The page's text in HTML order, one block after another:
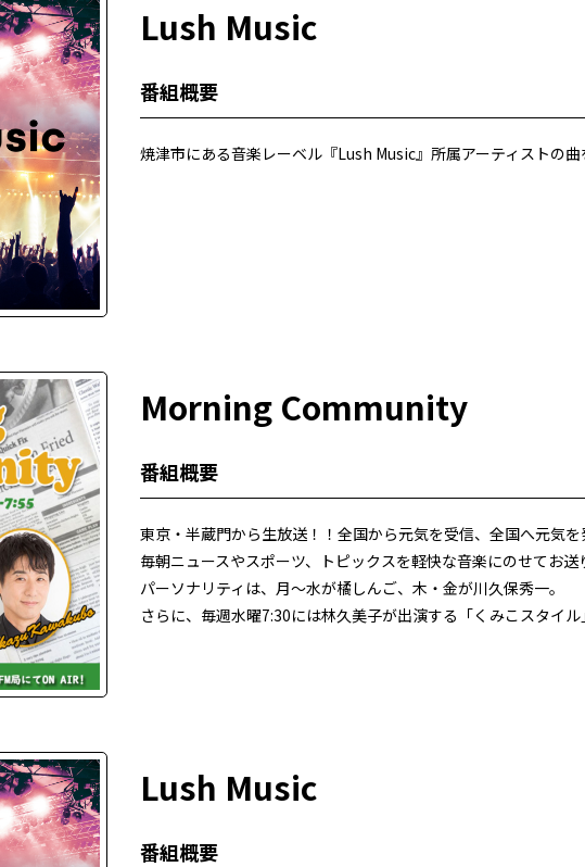
Lush Music
番組概要
焼津市にある音楽レーベル『Lush Music』所属アーティストの曲
Morning Community
番組概要
東京・半蔵門から生放送！！全国から元気を受信、全国へ元気を
毎朝ニュースやスポーツ、トピックスを軽快な音楽にのせてお送
パーソナリティは、月～水が橘しんご、木・金が川久保秀一。
さらに、毎週水曜7:30には林久美子が出演する「くみこスタイル
Lush Music
番組概要